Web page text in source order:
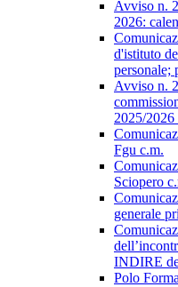
Avviso n.
2026:
d'istituto
personale;
Avviso n.
2025/
Fgu c.m.
Sciopero
generale
INDIRE
Polo